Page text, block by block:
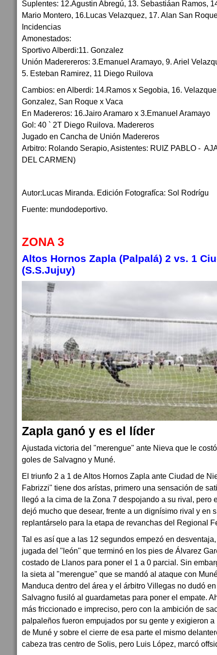
Suplentes: 12.Agustin Abregú, 13. Sebastiáan Ramos,
Mario Montero, 16.Lucas Velazquez, 17. Alan San
Incidencias
Amonestados:
Sportivo Alberdi:11. Gonzalez
Unión Maderereros: 3.Emanuel Aramayo, 9. Ariel
5. Esteban Ramirez, 11 Diego Ruilova
Cambios: en Alberdi: 14.Ramos x Segobia, 16.
Gonzalez, San Roque x Vaca
En Madereros: 16.Jairo Aramaro x 3.Emanuel Aramayo
Gol: 40 ` 2T Diego Ruilova. Madereros
Jugado en Cancha de Unión Madereros
Arbitro: Rolando Serapio, Asistentes: RUIZ PABLO -
DEL CARMEN)
Autor:Lucas Miranda. Edición Fotografíca: Sol Rodrígu
Fuente: mundodeportivo.
ZONA 3
Altos Hornos Zapla (Palpalá) 2 vs. 1
(S.S.Jujuy)
Zapla ganó y es el líder
Ajustada victoria del "merengue" ante Nieva que le
goles de Salvagno y Muné.
El triunfo 2 a 1 de Altos Hornos Zapla ante Ciudad de
Fabrizzi" tiene dos arístas, primero una sensación de
llegó a la cima de la Zona 7 despojando a su rival, pero
dejó mucho que desear, frente a un dignísimo rival y en
replantárselo para la etapa de revanchas del Regional
Tal es así que a las 12 segundos empezó en
jugada del "león" que terminó en los pies de Álvarez
costado de Llanos para poner el 1 a 0 parcial. Sin
la sieta al "merengue" que se mandó al ataque con
Manduca dentro del área y el árbitro Villegas no dudó
Salvagno fusiló al guardametas para poner el empate.
más friccionado e impreciso, pero con la ambición de
palpaleños fueron empujados por su gente y exigieron
de Muné y sobre el cierre de esa parte el mismo
cabeza tras centro de Solis, pero Luis López, marcó